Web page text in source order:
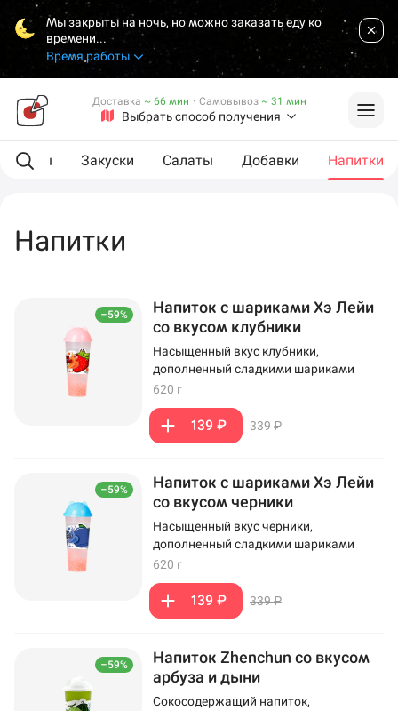
Мы закрыты на ночь, но можно заказать еду ко
времени...
Время работы
Выбрать способ получения
Доставка ~ 66 мин · Самовывоз ~ 31 мин
роллы Закуски Салаты Добавки Напитки
Напитки
–59%
Напиток с шариками Хэ Лейи
со вкусом клубники
Насыщенный вкус клубники,
дополненный сладкими шариками
620 г
139 ₽ 339 ₽
–59%
Напиток с шариками Хэ Лейи
со вкусом черники
Насыщенный вкус черники,
дополненный сладкими шариками
620 г
139 ₽ 339 ₽
–59%
Напиток Zhenchun со вкусом
арбуза и дыни
Сокосодержащий напиток,